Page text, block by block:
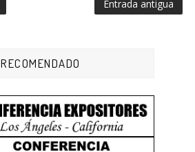
Entrada antigua
RECOMENDADO